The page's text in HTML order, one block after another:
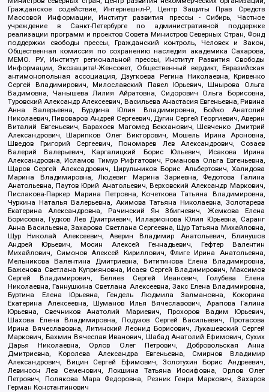
Гражданское содействие, Интернешнл-Р, Центр Защиты Прав Средств
Массовой Информации, Институт развития прессы - Сибирь, Частное
учреждение в Санкт-Петербурге по административной поддержке
реализации программ и проектов Совета Министров Северных Стран, Фонд
поддержки свободы прессы, Гражданский контроль, Человек и Закон,
Общественная комиссия по сохранению наследия академика Сахарова,
МЕМО. РУ, Институт региональной прессы, Институт Развития Свободы
Информации, Экозащита!-Женсовет, Общественный вердикт, Евразийская
антимонопольная ассоциация, Дзугкоева Регина Николаевна, Кривенко
Сергей Владимирович, Милославский Павел Юрьевич, Шнырова Ольга
Вадимовна, Чанышева Лилия Айратовна, Сидорович Ольга Борисовна,
Туровский Александр Алексеевич, Васильева Анастасия Евгеньевна, Ривина
Анна Валерьевна, Бурдина Юлия Владимировна, Бойко Анатолий
Николаевич, Пивоваров Андрей Сергеевич, Дугин Сергей Георгиевич, Аверин
Виталий Евгеньевич, Барахоев Магомед Бекханович, Шевченко Дмитрий
Александрович, Шарипков Олег Викторович, Мошель Ирина Ароновна,
Шведов Григорий Сергеевич, Пономарев Лев Александрович, Созаев
Валерий Валерьевич, Каргалицкий Борис Юльевич, Исакова Ирина
Александровна, Исламов Тимур Рифгатович, Романова Ольга Евгеньевна,
Щаров Сергей Алексадрович, Цирульников Борис Альбертович, Халидова
Марина Владимировна, Людевиг Марина Зариевна, Федотова Галина
Анатольевна, Паутов Юрий Анатольевич, Верховский Александр Маркович,
Пислакова-Паркер Марина Петровна, Кочеткова Татьяна Владимировна,
Чуркина Наталья Валерьевна, Акимова Татьяна Николаевна, Золотарева
Екатерина Александровна, Рачинский Ян Збигневич, Жемкова Елена
Борисовна, Гудков Лев Дмитриевич, Илларионова Юлия Юрьевна, Саранг
Анна Васильевна, Захарова Светлана Сергеевна, Щур Татьяна Михайловна,
Щур Николай Алексеевич, Аверин Владимир Анатольевич, Блинушов
Андрей Юрьевич, Мосин Алексей Геннадьевич, Гефтер Валентин
Михайлович, Симонов Алексей Кириллович, Флиге Ирина Анатольевна,
Мельникова Валентина Дмитриевна, Вититинова Елена Владимировна,
Баженова Светлана Куприяновна, Исаев Сергей Владимирович, Максимов
Сергей Владимирович, Беляев Сергей Иванович, Голубева Елена
Николаевна, Ганнушкина Светлана Алексеевна, Закс Елена Владимировна,
Буртина Елена Юрьевна, Гендель Людмила Залмановна, Кокорина
Екатерина Алексеевна, Шуманов Илья Вячеславович, Арапова Галина
Юрьевна, Свечников Анатолий Мариевич, Прохоров Вадим Юрьевич,
Шахова Елена Владимировна, Подузов Сергей Васильевич, Протасова
Ирина Вячеславовна, Литинский Леонид Борисович, Лукашевский Сергей
Маркович, Бахмин Вячеслав Иванович, Шабад Анатолий Ефимович, Сухих
Дарья Николаевна, Орлов Олег Петрович, Добровольская Анна
Дмитриевна, Королева Александра Евгеньевна, Смирнов Владимир
Александрович, Вицин Сергей Ефимович, Золотухин Борис Андреевич,
Левинсон Лев Семенович, Локшина Татьяна Иосифовна, Орлов Олег
Петрович, Полякова Мара Федоровна, Резник Генри Маркович, Захаров
Герман Константинович